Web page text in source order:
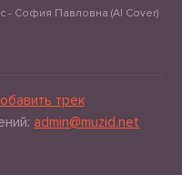
- София Павловна (AI Cover)
трек
admin@muzid.net